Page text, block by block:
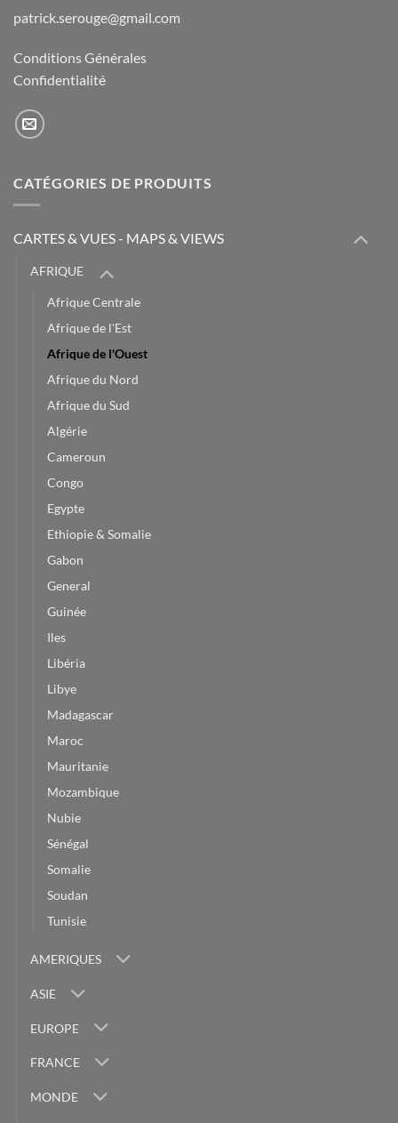
patrick.serouge@gmail.com
Conditions Générales
Confidentialité
CATÉGORIES DE PRODUITS
CARTES & VUES - MAPS & VIEWS
AFRIQUE
Afrique Centrale
Afrique de l'Est
Afrique de l'Ouest
Afrique du Nord
Afrique du Sud
Algérie
Cameroun
Congo
Egypte
Ethiopie & Somalie
Gabon
General
Guinée
Iles
Libéria
Libye
Madagascar
Maroc
Mauritanie
Mozambique
Nubie
Sénégal
Somalie
Soudan
Tunisie
AMERIQUES
ASIE
EUROPE
FRANCE
MONDE